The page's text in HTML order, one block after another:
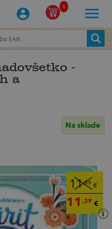
0
-
a
Na sklade
11,99 €
11,39 €